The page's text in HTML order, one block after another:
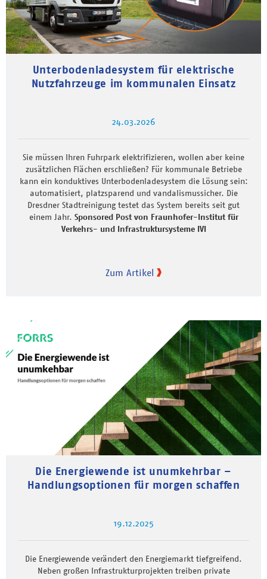
Unterbodenladesystem für elektrische
Nutzfahrzeuge im kommunalen Einsatz
24.03.2026
Sie müssen Ihren Fuhrpark elektrifizieren, wollen aber keine
zusätzlichen Flächen erschließen? Für kommunale Betriebe
kann ein konduktives Unterbodenladesystem die Lösung sein:
automatisiert, platzsparend und vandalismussicher. Die
Dresdner Stadtreinigung testet das System bereits seit gut
einem Jahr. Sponsored Post von Fraunhofer-Institut für
Verkehrs- und Infrastruktursysteme IVI
Zum Artikel
Die Energiewende ist unumkehrbar –
Handlungsoptionen für morgen schaffen
19.12.2025
Die Energiewende verändert den Energiemarkt tiefgreifend.
Neben großen Infrastrukturprojekten treiben private